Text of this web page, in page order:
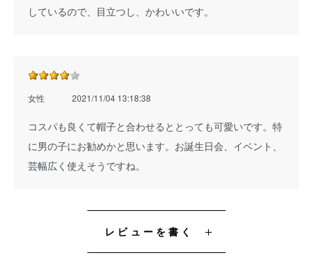
しているので、目立つし、かわいいです。
女性 2021/11/04 13:18:38
コスパも良くて帽子と合わせるととっても可愛いです。特
に男の子にお勧めかと思います。お誕生日会、イベント、
芸幅広く使えそうですね。
レビューを書く